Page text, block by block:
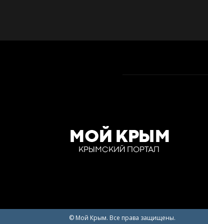
© Мой Крым. Все права защищены.